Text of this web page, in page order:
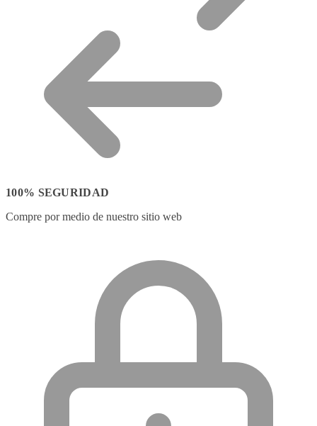
100% SEGURIDAD
Compre por medio de nuestro sitio web